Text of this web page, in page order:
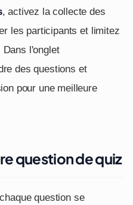
, activez la collecte des
les participants et limitez
l'onglet
des questions et
pour une meilleure
question de quiz
question se